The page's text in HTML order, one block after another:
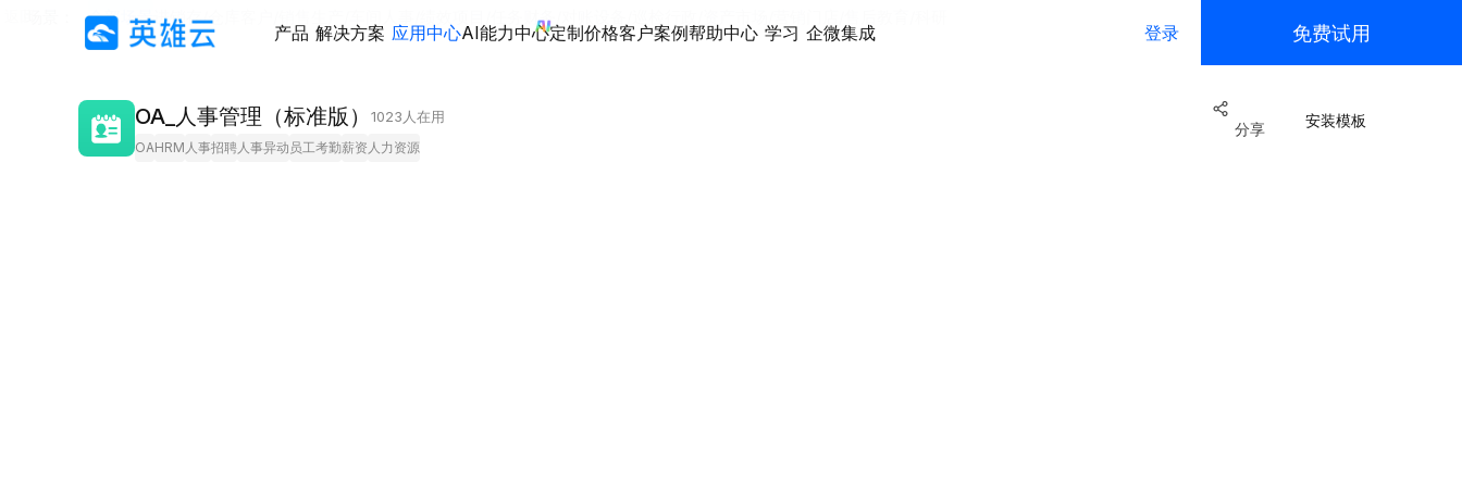
产品 解决方案 应用中心AI能力中心定制价格客户案例帮助中心 学习 企微集成 登录 免费试用
全部场景进销存/仓库 财务/对账
OA_人事管理（标准版） 1023 人在用
OAHRM 人事招聘人事异动 员工考勤薪资 人力资源
分享 安装模板